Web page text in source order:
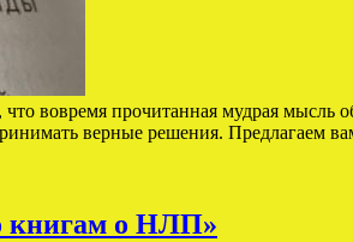
вовремя прочитанная мудрая мысль
верные решения. Предлагаем
книгам о НЛП»